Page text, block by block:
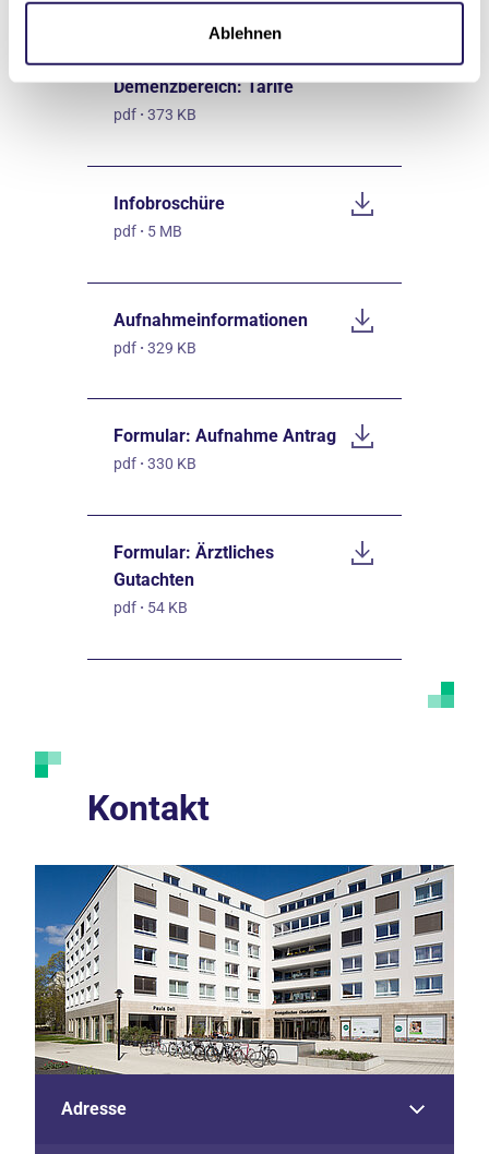
Ablehnen
Heimentgelte
Demenzbereich: Tarife
pdf · 373 KB
Infobroschüre
pdf · 5 MB
Aufnahmeinformationen
pdf · 329 KB
Formular: Aufnahme Antrag
pdf · 330 KB
Formular: Ärztliches
Gutachten
pdf · 54 KB
Kontakt
Adresse